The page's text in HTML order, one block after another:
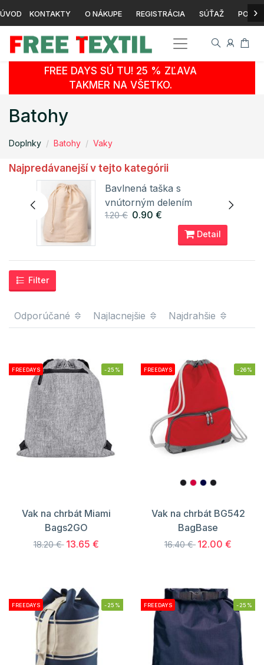
ÚVOD KONTAKTY O NÁKUPE REGISTRÁCIA SÚŤAŽ ›
FREE DAYS SÚ TU! 25 % ZĽAVA
TAKMER NA VŠETKO.
Batohy
Doplnky Batohy Vaky
Najpredávanejší v tejto kategórii
Bavlnená taška s
vnútorným delením
XT010N Printwear
1.20 € 0.90 €
Detail
Filter
Odporúčané Najlacnejšie Najdrahšie
FREEDAYS -25%
Vak na chrbát Miami
Bags2GO
18.20 € 13.65 €
FREEDAYS -26%
Vak na chrbát BG542
BagBase
16.40 € 12.00 €
FREEDAYS -25% FREEDAYS -25%